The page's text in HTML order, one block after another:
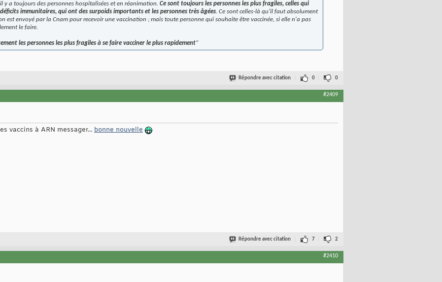
y a toujours des personnes hospitalisées et en réanimation. Ce sont toujours les personnes les plus fragiles, celles qui
immunitaires, qui ont des surpoids importants et les personnes très âgées. Ce sont celles-là qu'il faut absolument
est envoyé par la Cnam pour recevoir une vaccination ; mais toute personne qui souhaite être vaccinée, si elle n'a pas
le faire.
les personnes les plus fragiles à se faire vacciner le plus rapidement"
Répondre avec citation 0 0
#2409
vaccins à ARN messager... bonne nouvelle
Répondre avec citation 7 2
#2410